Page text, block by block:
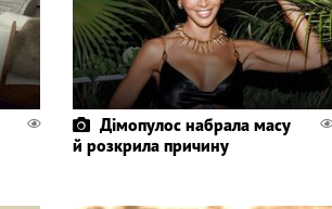
Дімопулос набрала масу
й розкрила причину